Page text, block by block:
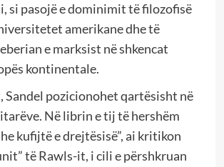
si pasojë e dominimit të filozofisë
amerikane dhe të
e marksist në shkencat
kontinentale.
Sandel pozicionohet qartësisht në
Në librin e tij të hershëm
kufijtë e drejtësisë”, ai kritikon
të Rawls-it, i cili e përshkruan